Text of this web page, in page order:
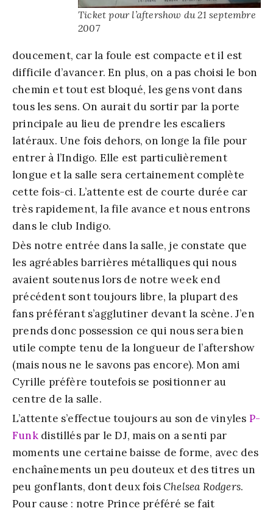
Ticket pour l’aftershow du 21 septembre
2007
doucement, car la foule est compacte et il est
difficile d’avancer. En plus, on a pas choisi le bon
chemin et tout est bloqué, les gens vont dans
tous les sens. On aurait du sortir par la porte
principale au lieu de prendre les escaliers
latéraux. Une fois dehors, on longe la file pour
entrer à l’Indigo. Elle est particulièrement
longue et la salle sera certainement complète
cette fois-ci. L’attente est de courte durée car
très rapidement, la file avance et nous entrons
dans le club Indigo.
Dès notre entrée dans la salle, je constate que
les agréables barrières métalliques qui nous
avaient soutenus lors de notre week end
précédent sont toujours libre, la plupart des
fans préférant s’agglutiner devant la scène. J’en
prends donc possession ce qui nous sera bien
utile compte tenu de la longueur de l’aftershow
(mais nous ne le savons pas encore). Mon ami
Cyrille préfère toutefois se positionner au
centre de la salle.
L’attente s’effectue toujours au son de vinyles P-
Funkdistillés par le DJ, mais on a senti par
moments une certaine baisse de forme, avec des
enchaînements un peu douteux et des titres un
peu gonflants, dont deux foisChelsea Rodgers.
Pour cause : notre Prince préféré se fait